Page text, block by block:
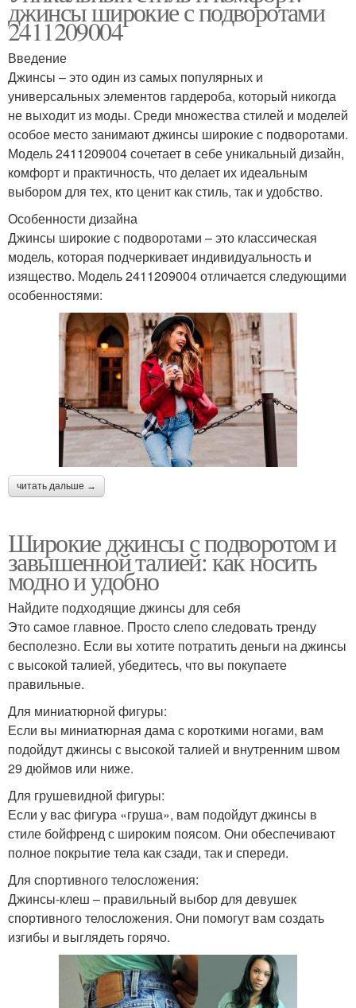
джинсы широкие с подворотами
2411209004
Введение
Джинсы – это один из самых популярных и
универсальных элементов гардероба, который никогда
не выходит из моды. Среди множества стилей и моделей
особое место занимают джинсы широкие с подворотами.
Модель 2411209004 сочетает в себе уникальный дизайн,
комфорт и практичность, что делает их идеальным
выбором для тех, кто ценит как стиль, так и удобство.
Особенности дизайна
Джинсы широкие с подворотами – это классическая
модель, которая подчеркивает индивидуальность и
изящество. Модель 2411209004 отличается следующими
особенностями:
читать дальше →
Широкие джинсы с подворотом и
завышенной талией: как носить
модно и удобно
Найдите подходящие джинсы для себя
Это самое главное. Просто слепо следовать тренду
бесполезно. Если вы хотите потратить деньги на джинсы
с высокой талией, убедитесь, что вы покупаете
правильные.
Для миниатюрной фигуры:
Если вы миниатюрная дама с короткими ногами, вам
подойдут джинсы с высокой талией и внутренним швом
29 дюймов или ниже.
Для грушевидной фигуры:
Если у вас фигура «груша», вам подойдут джинсы в
стиле бойфренд с широким поясом. Они обеспечивают
полное покрытие тела как сзади, так и спереди.
Для спортивного телосложения:
Джинсы-клеш – правильный выбор для девушек
спортивного телосложения. Они помогут вам создать
изгибы и выглядеть горячо.